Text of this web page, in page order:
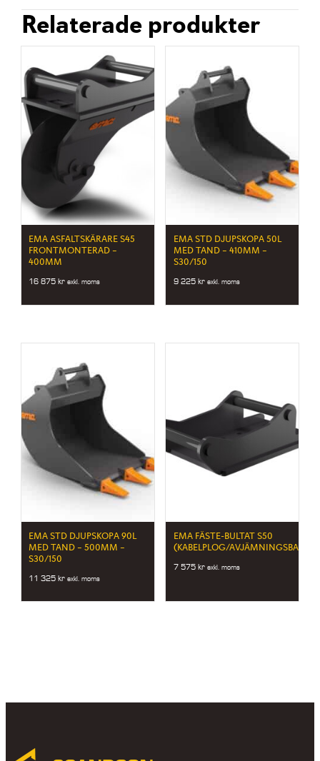
Relaterade produkter
EMA ASFALTSKÄRARE S45
FRONTMONTERAD –
400MM
16 875kr exkl. moms
EMA STD DJUPSKOPA 50L
MED TAND – 410MM –
S30/150
9 225 kr exkl. moms
EMA STD DJUPSKOPA 90L
MED TAND – 500MM –
S30/150
11 325kr exkl. moms
EMA FÄSTE-BULTAT S50
(KABELPLOG/AVJÄMNINGSBALK)
7 575 kr exkl. moms